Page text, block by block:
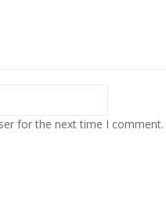
for the next time I comment.